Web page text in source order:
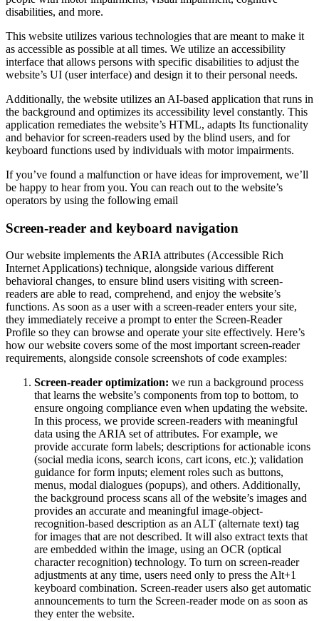
disabilities, and more.
This website utilizes various technologies that are meant to make it
as accessible as possible at all times. We utilize an accessibility
interface that allows persons with specific disabilities to adjust the
website’s UI (user interface) and design it to their personal needs.
Additionally, the website utilizes an AI-based application that runs in
the background and optimizes its accessibility level constantly. This
application remediates the website’s HTML, adapts Its functionality
and behavior for screen-readers used by the blind users, and for
keyboard functions used by individuals with motor impairments.
If you’ve found a malfunction or have ideas for improvement, we’ll
be happy to hear from you. You can reach out to the website’s
operators by using the following email
Screen-reader and keyboard navigation
Our website implements the ARIA attributes (Accessible Rich
Internet Applications) technique, alongside various different
behavioral changes, to ensure blind users visiting with screen-
readers are able to read, comprehend, and enjoy the website’s
functions. As soon as a user with a screen-reader enters your site,
they immediately receive a prompt to enter the Screen-Reader
Profile so they can browse and operate your site effectively. Here’s
how our website covers some of the most important screen-reader
requirements, alongside console screenshots of code examples:
Screen-reader optimization: we run a background process
that learns the website’s components from top to bottom, to
ensure ongoing compliance even when updating the website.
In this process, we provide screen-readers with meaningful
data using the ARIA set of attributes. For example, we
provide accurate form labels; descriptions for actionable icons
(social media icons, search icons, cart icons, etc.); validation
guidance for form inputs; element roles such as buttons,
menus, modal dialogues (popups), and others. Additionally,
the background process scans all of the website’s images and
provides an accurate and meaningful image-object-
recognition-based description as an ALT (alternate text) tag
for images that are not described. It will also extract texts that
are embedded within the image, using an OCR (optical
character recognition) technology. To turn on screen-reader
adjustments at any time, users need only to press the Alt+1
keyboard combination. Screen-reader users also get automatic
announcements to turn the Screen-reader mode on as soon as
they enter the website.